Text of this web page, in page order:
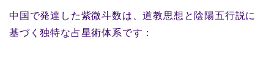
中国で発達した紫微斗数は、道教思想と陰陽五行説に
基づく独特な占星術体系です：